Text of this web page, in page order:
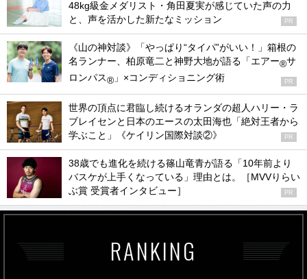
48kg級金メダリスト・角田夏実が感じていた声の力
と、声を活かした新たなミッション
PR
《山の神対談》「やっぱり“タイパ”がいい！」箱根の
名ランナー、柏原竜二と神野大地が語る「エアー®サ
ロンパス® 」×コンディショニング術 PR
世界の頂点に君臨し続けるオランダの超人ハリー・ラ
ブレイセンと日本のエースの太田海也「絶対王者から
学ぶこと」《ケイリン国際対談②》
PR
38歳でも進化を続ける篠山竜青が語る「10年前より
バスケが上手くなっている」理由とは。［MVVりらい
ぶ賞 受賞者インタビュー］
PR
RANKING